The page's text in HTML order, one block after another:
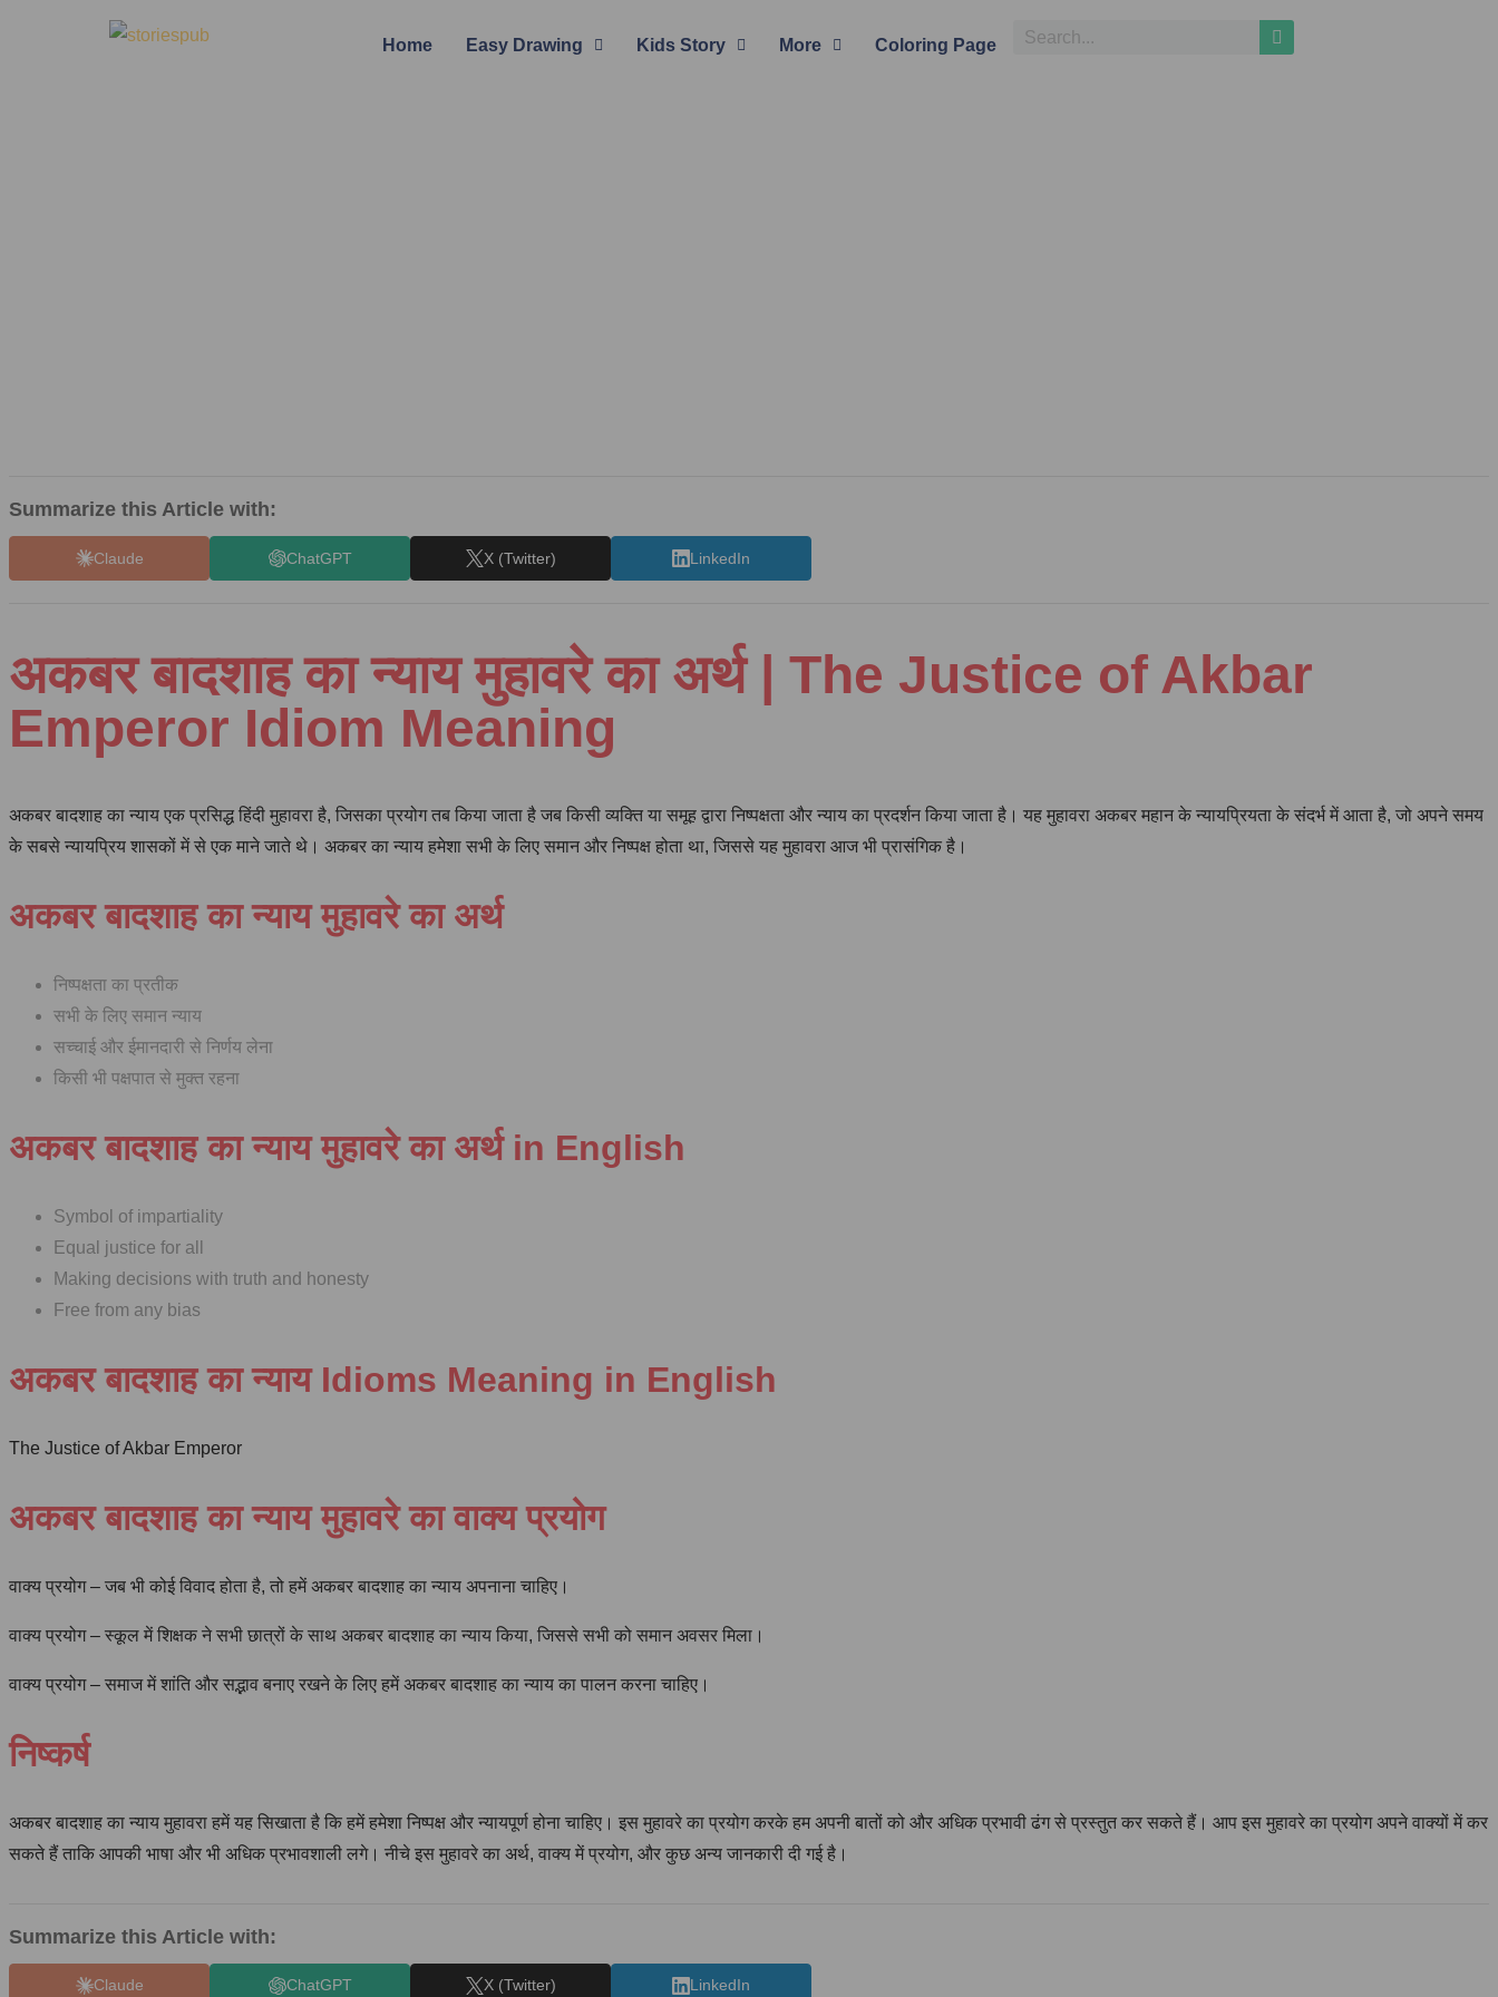
Home Easy Drawing Kids Story More Coloring Page
Summarize this Article with:
Claude ChatGPT X (Twitter) LinkedIn
अकबर बादशाह का न्याय मुहावरे का अर्थ | The Justice of Akbar
Emperor Idiom Meaning
अकबर बादशाह का न्याय एक प्रसिद्ध हिंदी मुहावरा है, जिसका प्रयोग तब किया जाता है जब किसी व्यक्ति या समूह द्वारा निष्पक्षता और न्याय का प्रदर्शन किया जाता है। यह मुहावरा अकबर महान के न्यायप्रियता के संदर्भ में आता है, जो अपने समय
के सबसे न्यायप्रिय शासकों में से एक माने जाते थे। अकबर का न्याय हमेशा सभी के लिए समान और निष्पक्ष होता था, जिससे यह मुहावरा आज भी प्रासंगिक है।
अकबर बादशाह का न्याय मुहावरे का अर्थ
निष्पक्षता का प्रतीक
सभी के लिए समान न्याय
सच्चाई और ईमानदारी से निर्णय लेना
किसी भी पक्षपात से मुक्त रहना
अकबर बादशाह का न्याय मुहावरे का अर्थ in English
Symbol of impartiality
Equal justice for all
Making decisions with truth and honesty
Free from any bias
अकबर बादशाह का न्याय Idioms Meaning in English
The Justice of Akbar Emperor
अकबर बादशाह का न्याय मुहावरे का वाक्य प्रयोग
वाक्य प्रयोग – जब भी कोई विवाद होता है, तो हमें अकबर बादशाह का न्याय अपनाना चाहिए।
वाक्य प्रयोग – स्कूल में शिक्षक ने सभी छात्रों के साथ अकबर बादशाह का न्याय किया, जिससे सभी को समान अवसर मिला।
वाक्य प्रयोग – समाज में शांति और सद्भाव बनाए रखने के लिए हमें अकबर बादशाह का न्याय का पालन करना चाहिए।
निष्कर्ष
अकबर बादशाह का न्याय मुहावरा हमें यह सिखाता है कि हमें हमेशा निष्पक्ष और न्यायपूर्ण होना चाहिए। इस मुहावरे का प्रयोग करके हम अपनी बातों को और अधिक प्रभावी ढंग से प्रस्तुत कर सकते हैं। आप इस मुहावरे का प्रयोग अपने वाक्यों में कर
सकते हैं ताकि आपकी भाषा और भी अधिक प्रभावशाली लगे। नीचे इस मुहावरे का अर्थ, वाक्य में प्रयोग, और कुछ अन्य जानकारी दी गई है।
Summarize this Article with:
Claude ChatGPT X (Twitter) LinkedIn